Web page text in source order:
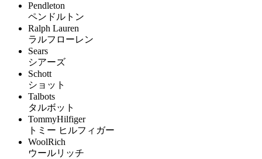
Pendleton
ペンドルトン
Ralph Lauren
ラルフローレン
Sears
シアーズ
Schott
ショット
Talbots
タルボット
TommyHilfiger
トミー ヒルフィガー
WoolRich
ウールリッチ